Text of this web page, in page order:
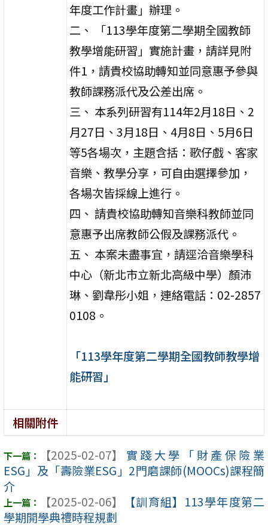
年度工作計畫」辦理。
二、 「113學年度第二學期全國教師
教學增能研習」實施計畫，請詳見附
件1，請貴校協助轉知並同意惠予參與
教師課務派代及公差出席。
三、 本系列研習有114年2月18日、2
月27日、3月18日、4月8日、5月6日
等5各場次，主題含括：歌仔戲、客家
音樂、教學分享，可自由選擇參加，
各場次皆採線上進行。
四、 請貴校協助轉知音樂科教師並同
意惠予出席教師公假及課務派代。
五、 本案未盡事宜，請逕洽音樂學科
中心（新北市立新北高級中學）顏沛
琳、劉韋彤小姐，連絡電話：02-2857
0108。
「113學年度第二學期全國教師教學增
能研習」
相關附件
【2025-02-07】
實踐大學「財產保險業
ESG」及「壽險業ESG」2門磨課師(MOOCs)課程簡
介
【2025-02-06】
【訓育組】113學年度第二
學期開學典禮時程規劃